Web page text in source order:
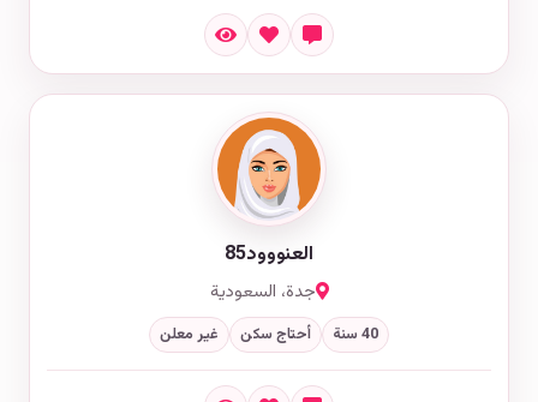
العنووود85
جدة، السعودية
40 سنة أحتاج سكن غير معلن